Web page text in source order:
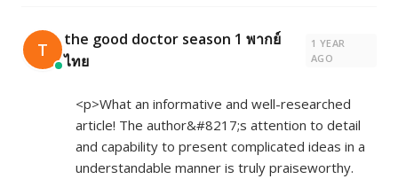
T
the good doctor season 1 พากย์
ไทย
1 YEAR
AGO
<p>What an informative and well-researched
article! The author&#8217;s attention to detail
and capability to present complicated ideas in a
understandable manner is truly praiseworthy.